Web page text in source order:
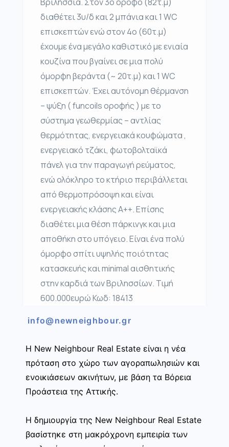
διαθέτει 3υ/δ και 2 μπάνια και 1 WC
επισκεπτών ενώ στον 4ο (60τ.μ)
έχουμε ένα μεγάλο καθιστικό με ενιαία
κουζίνα που βγαίνει σε μια πολύ
όμορφη βεράντα (~ 20τ.μ) και 1 WC
επισκεπτών. Έχει αυτόνομη θέρμανση
– ψύξη ( funcoils οροφής ) με το
σύστημα γεωθερμίας – αντλίας
θερμότητας, ενεργειακά κουφώματα ,
ενεργειακό τζάκι, φωτοβολταϊκά
πάνελ για την παραγωγή ρεύματος,
ενώ ολόκληρο το κτήριο περιβάλλεται
από θερμοπρόσοψη και είναι
ενεργειακής κλάσης Α++. Επίσης
διαθέτει μια θέση πάρκινγκ και μια
αποθήκη στο υπόγειο. Είναι ένα πολύ
όμορφο σπίτι υψηλής ποιότητας
κατασκευής και minimal αισθητικής
στην καρδιά των Βριλησσίων. Τιμή
600.000ευρώ Κωδ: 18413
info@newneighbour.gr
Η New Neighbour Real Estate είναι η νέα
πρόταση στο χώρο των αγοραπωλησιών και
ενοικιάσεων ακινήτων, με βάση τα Βόρεια
Προάστεια της Αττικής.
Η δημιουργία της New Neighbour Real Estate
βασίστηκε στη μακρόχρονη εμπειρία των